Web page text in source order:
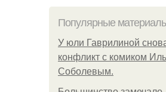
Популярные
У юли Гаврилиной
конфликт с комиком
Соболевым.